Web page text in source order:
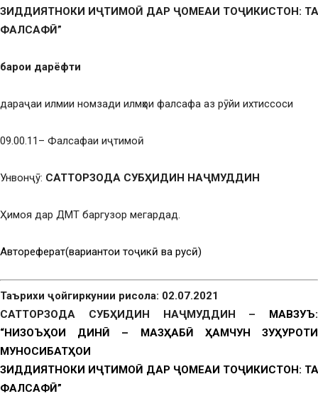
ЗИДДИЯТНОКИ ИҶТИМОӢ ДАР ҶОМЕАИ ТОҶИКИСТОН: ТА
ФАЛСАФӢ”
барои дарёфти
дараҷаи илмии номзади илмҳои фалсафа аз рӯйи ихтиссоси
09.00.11– Фалсафаи иҷтимоӣ
Унвонҷӯ: САТТОРЗОДА СУБҲИДИН НАҶМУДДИН
Ҳимоя дар ДМТ баргузор мегардад.
Автореферат(вариантҳои тоҷикӣ ва русӣ)
Таърихи ҷойгиркунии рисола: 02.07.2021
САТТОРЗОДА СУБҲИДИН НАҶМУДДИН – МАВЗУЪ:
“НИЗОЪҲОИ ДИНӢ – МАЗҲАБӢ ҲАМЧУН
ЗУҲУРОТИ
МУНОСИБАТҲОИ
ЗИДДИЯТНОКИ ИҶТИМОӢ ДАР ҶОМЕАИ ТОҶИКИСТОН: ТА
ФАЛСАФӢ”